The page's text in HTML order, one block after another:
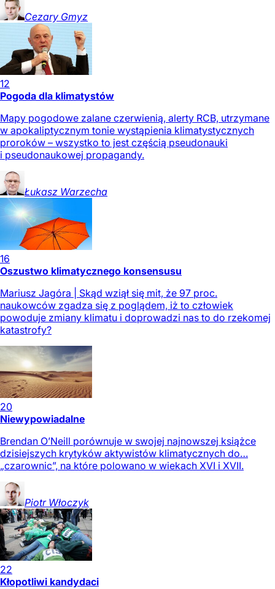
Cezary Gmyz
12
Pogoda dla klimatystów
Mapy pogodowe zalane czerwienią, alerty RCB, utrzymane
w apokaliptycznym tonie wystąpienia klimatystycznych
proroków – wszystko to jest częścią pseudonauki
i pseudonaukowej propagandy.
Łukasz Warzecha
16
Oszustwo klimatycznego konsensusu
Mariusz Jagóra | Skąd wziął się mit, że 97 proc.
naukowców zgadza się z poglądem, iż to człowiek
powoduje zmiany klimatu i doprowadzi nas to do rzekomej
katastrofy?
20
Niewypowiadalne
Brendan O’Neill porównuje w swojej najnowszej książce
dzisiejszych krytyków aktywistów klimatycznych do…
„czarownic”, na które polowano w wiekach XVI i XVII.
Piotr Włoczyk
22
Kłopotliwi kandydaci